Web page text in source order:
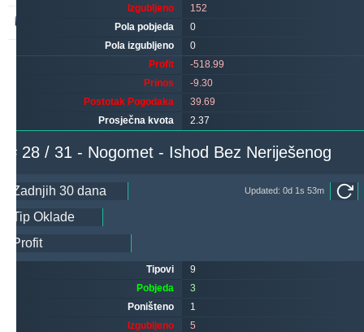
Izgubljeno
Pola pobjeda
Pola izgubljeno
152
0
0
Profit
Prinos
Postotak Pogodaka
Prosječna kvota
-518.99
-9.30
39.69
2.37
# 28 / 31 - Nogomet - Ishod Bez Neriješenog
Updated: 0d 1s 53m
Tipovi
Pobjeda
Poništeno
Izgubljeno
9
3
1
5
183 1